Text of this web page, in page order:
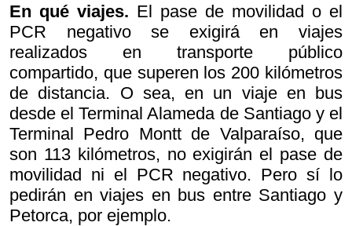
En qué viajes. El pase de movilidad o el
PCR negativo se exigirá en viajes
realizados en transporte público
compartido, que superen los 200 kilómetros
de distancia. O sea, en un viaje en bus
desde el Terminal Alameda de Santiago y el
Terminal Pedro Montt de Valparaíso, que
son 113 kilómetros, no exigirán el pase de
movilidad ni el PCR negativo. Pero sí lo
pedirán en viajes en bus entre Santiago y
Petorca, por ejemplo.